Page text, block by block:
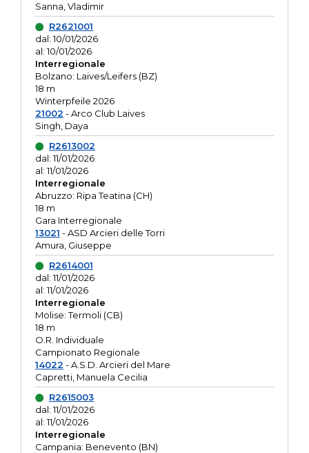
Sanna, Vladimir
R2621001
dal: 10/01/2026
al: 10/01/2026
Interregionale
Bolzano: Laives/Leifers (BZ)
18 m
Winterpfeile 2026
21002 - Arco Club Laives
Singh, Daya
R2613002
dal: 11/01/2026
al: 11/01/2026
Interregionale
Abruzzo: Ripa Teatina (CH)
18 m
Gara Interregionale
13021 - ASD Arcieri delle Torri
Amura, Giuseppe
R2614001
dal: 11/01/2026
al: 11/01/2026
Interregionale
Molise: Termoli (CB)
18 m
O.R. Individuale
Campionato Regionale
14022 - A.S.D. Arcieri del Mare
Capretti, Manuela Cecilia
R2615003
dal: 11/01/2026
al: 11/01/2026
Interregionale
Campania: Benevento (BN)